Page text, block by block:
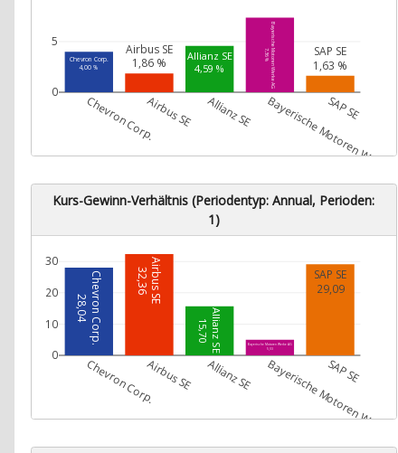
Chevron Corp.
4,00 %
Airbus SE
1,86 %
Allianz SE
4,59 %
Bayerische Motoren Werke AG
7,36 % SAP SE
1,63 %
Chevron Corp.Airbus SE Allianz SE Bayerische Motoren Werke AG
SAP SE
0
5
Kurs-Gewinn-Verhältnis (Periodentyp: Annual, Perioden:
1)
Chevron Corp.
28,04
Airbus SE
32,36
Allianz SE
15,70
Bayerische Motoren Werke AG
5,03
SAP SE
29,09
Chevron Corp.Airbus SE Allianz SE Bayerische Motoren Werke AG
SAP SE
0
10
20
30